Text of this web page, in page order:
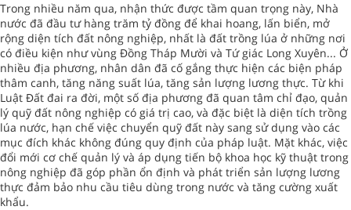
Trong nhiều năm qua, nhận thức được tầm quan trọng này, Nhà
nước đã đầu tư hàng trăm tỷ đồng để khai hoang, lấn biển, mở
rộng diện tích đất nông nghiệp, nhất là đất trồng lúa ở những nơi
có điều kiện như vùng Đồng Tháp Mười và Tứ giác Long Xuyên... Ở
nhiều địa phương, nhân dân đã cố gắng thực hiện các biện pháp
thâm canh, tăng năng suất lúa, tăng sản lượng lương thực. Từ khi
Luật Đất đai ra đời, một số địa phương đã quan tâm chỉ đạo, quản
lý quỹ đất nông nghiệp có giá trị cao, và đặc biệt là diện tích trồng
lúa nước, hạn chế việc chuyển quỹ đất này sang sử dụng vào các
mục đích khác không đúng quy định của pháp luật. Mặt khác, việc
đổi mới cơ chế quản lý và áp dụng tiến bộ khoa học kỹ thuật trong
nông nghiệp đã góp phần ổn định và phát triển sản lượng lương
thực đảm bảo nhu cầu tiêu dùng trong nước và tăng cường xuất
khẩu.